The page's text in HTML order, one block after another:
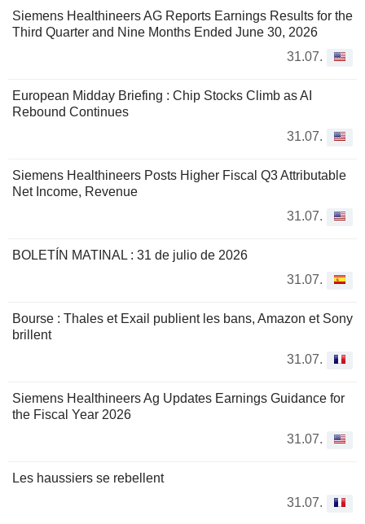
Siemens Healthineers AG Reports Earnings Results for the
Third Quarter and Nine Months Ended June 30, 2026
31.07.
European Midday Briefing : Chip Stocks Climb as AI
Rebound Continues
31.07.
Siemens Healthineers Posts Higher Fiscal Q3 Attributable
Net Income, Revenue
31.07.
BOLETÍN MATINAL : 31 de julio de 2026
31.07.
Bourse : Thales et Exail publient les bans, Amazon et Sony
brillent
31.07.
Siemens Healthineers Ag Updates Earnings Guidance for
the Fiscal Year 2026
31.07.
Les haussiers se rebellent
31.07.